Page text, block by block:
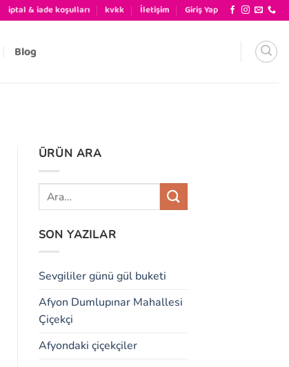
iptal & iade koşulları kvkk İletişim Giriş Yap
Blog
ÜRÜN ARA
SON YAZILAR
Sevgililer günü gül buketi
Afyon Dumlupınar Mahallesi
Çiçekçi
Afyondaki çiçekçiler